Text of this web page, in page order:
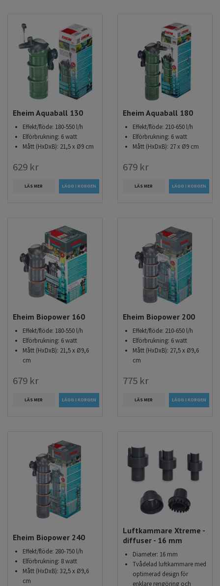
Eheim Aquaball 130
Effekt/flöde: 180-550 l/h
Elförbrukning: 6 watt
Mått (HxDxB): 21,5 x Ø9 cm
629 kr
LÄS MER
Eheim Aquaball 180
Effekt/flöde: 210-650 l/h
Elförbrukning: 6 watt
Mått (HxDxB): 27 x Ø9 cm
679 kr
LÄS MER
Eheim Biopower 160
Effekt/flöde: 180-550 l/h
Elförbrukning: 6 watt
Mått (HxDxB): 21,5 x Ø9,6
cm
679 kr
LÄS MER
Eheim Biopower 200
Effekt/flöde: 210-650 l/h
Elförbrukning: 6 watt
Mått (HxDxB): 27,5 x Ø9,6
cm
775 kr
LÄS MER
Eheim Biopower 240
Effekt/flöde: 280-750 l/h
Elförbrukning: 8 watt
Mått (HxDxB): 32,5 x Ø9,6
cm
Luftkammare Xtreme -
diffuser - 16 mm
Diameter: 16 mm
Tvådelad luftkammare med
optimerad design för
enklare rengöring och